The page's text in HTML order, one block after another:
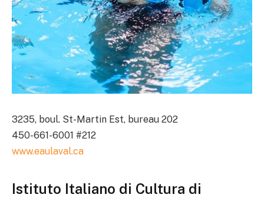
3235, boul. St-Martin Est, bureau 202
450-661-6001 #212
www.eaulaval.ca
Istituto Italiano di Cultura di